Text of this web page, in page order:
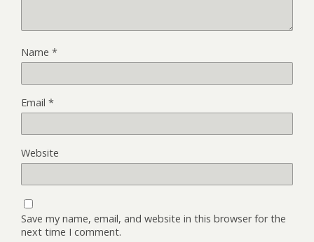
Name *
Email *
Website
Save my name, email, and website in this browser for the
next time I comment.